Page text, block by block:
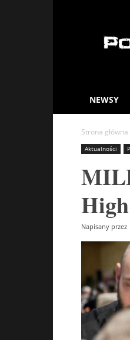
NEWSY
Strona główna
Aktualności
Napisany przez